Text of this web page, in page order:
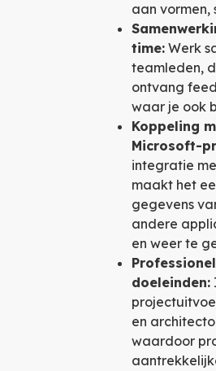
aan vormen,
time: Werk
teamleden,
ontvang
waar je ook
Koppeling
Microsoft-
integratie
maakt het
gegevens
andere
en weer te
doeleinden:
en
waardoor